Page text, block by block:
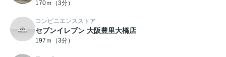
170ｍ（3分）
コンビニエンスストア
セブンイレブン 大阪豊里大橋店
197ｍ（3分）